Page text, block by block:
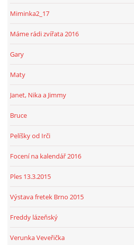
Miminka2_17
Máme rádi zvířata 2016
Gary
Maty
Janet, Nika a Jimmy
Bruce
Pelíšky od Irči
Focení na kalendář 2016
Ples 13.3.2015
Výstava fretek Brno 2015
Freddy lázeňský
Verunka Veveřička